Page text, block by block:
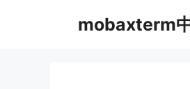
mobaxterm